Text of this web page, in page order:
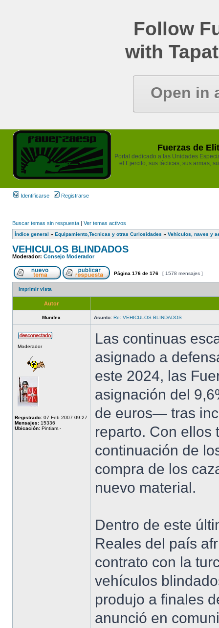
Follow
with
Open in
Fuerzas de
Portal dedicado a las Unidades
el Ejercito, sus tácticas, sus armas,
Identificarse Registrarse
Buscar temas sin respuesta | Ver temas activos
Índice general » Equipamiento,Tecnicas y otras Curiosidades » Vehículos, naves y
VEHICULOS BLINDADOS
Moderador: Consejo Moderador
Página 176 de 176 [ 1578 mensajes ]
Imprimir vista
Autor
Munifex Asunto: Re: VEHICULOS BLINDADOS
Moderador
Registrado: 07 Feb 2007 09:27
Mensajes: 15336
Ubicación: Pintiam.-
Las continuas
asignado a
este 2024, las
asignación del
de euros— tras
reparto. Con ellos
continuación de
compra de los
nuevo material.
Dentro de este
Reales del país
contrato con la
vehículos
produjo a finales
anunció en